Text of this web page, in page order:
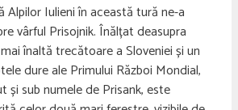
Alpilor Iulieni în această tură ne-a
vârful Prisojnik. Înălțat deasupra
înaltă trecătoare a Sloveniei și un
dure ale Primului Război Mondial,
și sub numele de Prisank, este